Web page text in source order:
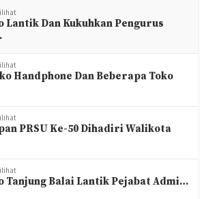
Lantik Dan Kukuhkan Pengurus
Handphone Dan Beberapa Toko
PRSU Ke-50 Dihadiri Walikota
Tanjung Balai Lantik Pejabat Admi…